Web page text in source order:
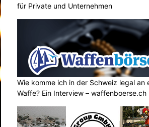
für Private und Unternehmen
Wie komme ich in der Schweiz legal an
Waffe? Ein Interview – waffenboerse.ch